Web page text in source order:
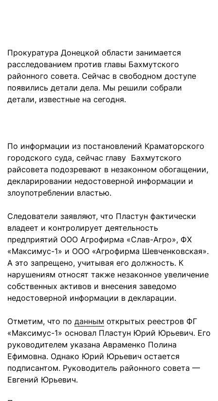
Прокуратура Донецкой области занимается
расследованием против главы Бахмутского
районного совета. Сейчас в свободном доступе
появились детали дела. Мы решили собрали
детали, известные на сегодня.
По информации из постановлений Краматорского
городского суда, сейчас главу Бахмутского
райсовета подозревают в незаконном обогащении,
декларировании недостоверной информации и
злоупотреблении властью.
Следователи заявляют, что Пластун фактически
владеет и контролирует деятельность
предприятий ООО Агрофирма «Слав-Агро», ФХ
«Максимус-1» и ООО «Агрофирма Шевченковская».
А это запрещено, учитывая его должность. К
нарушениям относят также незаконное увеличение
собственных активов и внесения заведомо
недостоверной информации в декларации.
Отметим, что по данным открытых реестров ФГ
«Максимус-1» основал Пластун Юрий Юрьевич. Его
руководителем указана Авраменко Полина
Ефимовна. Однако Юрий Юрьевич остается
подписантом. Руководитель районного совета —
Евгений Юрьевич.